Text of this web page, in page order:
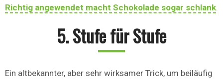
Richtig angewendet macht Schokolade sogar schlank.
5. Stufe für Stufe
Ein altbekannter, aber sehr wirksamer Trick, um beiläufig